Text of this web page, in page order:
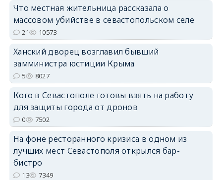
erid: 2SDnjdvhGXG
Что местная жительница рассказала о
массовом убийстве в севастопольском селе
21 10573
Ханский дворец возглавил бывший
замминистра юстиции Крыма
5 8027
Кого в Севастополе готовы взять на работу
для защиты города от дронов
0 7502
На фоне ресторанного кризиса в одном из
лучших мест Севастополя открылся бар-
бистро
13 7349